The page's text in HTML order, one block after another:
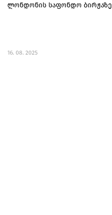
ლონდონის საფონდო ბირჟაზე
16. 08. 2025